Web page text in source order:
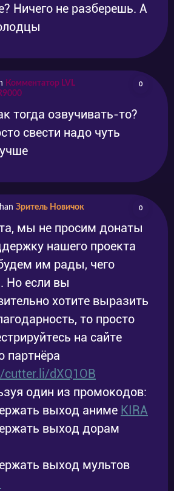
Ничего не разберешь. А
Комментатор LVL
0
тогда озвучивать-то?
свести надо чуть
Зритель Новичок 0
мы не просим донаты
нашего проекта
им рады, чего
Но если вы
хотите выразить
то просто
на сайте
партнёра
dXQ1OB
один из промокодов:
выход аниме KIRA
выход дорам
выход мультов